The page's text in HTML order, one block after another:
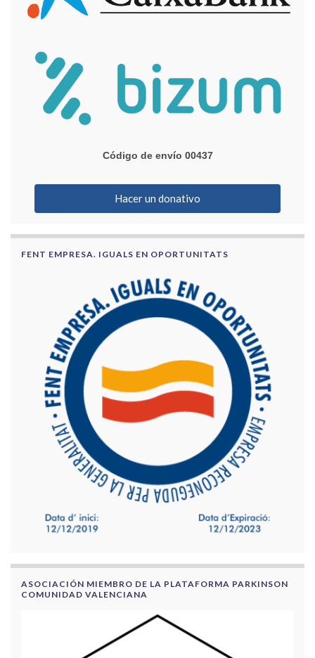
Código de envío 00437
Hacer un donativo
FENT EMPRESA. IGUALS EN OPORTUNITATS
ASOCIACIÓN MIEMBRO DE LA PLATAFORMA PARKINSON
COMUNIDAD VALENCIANA